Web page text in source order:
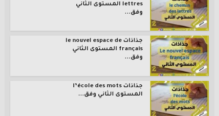
lettres المستوى الثاني
وفق...
جذاذات le nouvel espace de
français المستوى الثاني
وفق...
جذاذات l’école des mots
المستوى الثاني وفق...